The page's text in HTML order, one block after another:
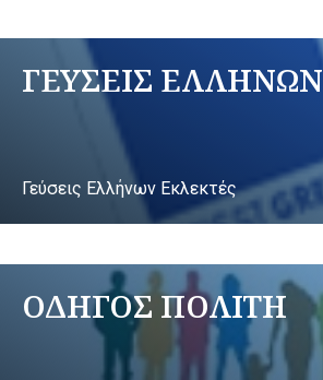
ΓΕΥΣΕΙΣ ΕΛΛΗΝΩΝ
Γεύσεις Ελλήνων Εκλεκτές
ΟΔΗΓΟΣ ΠΟΛΙΤΗ